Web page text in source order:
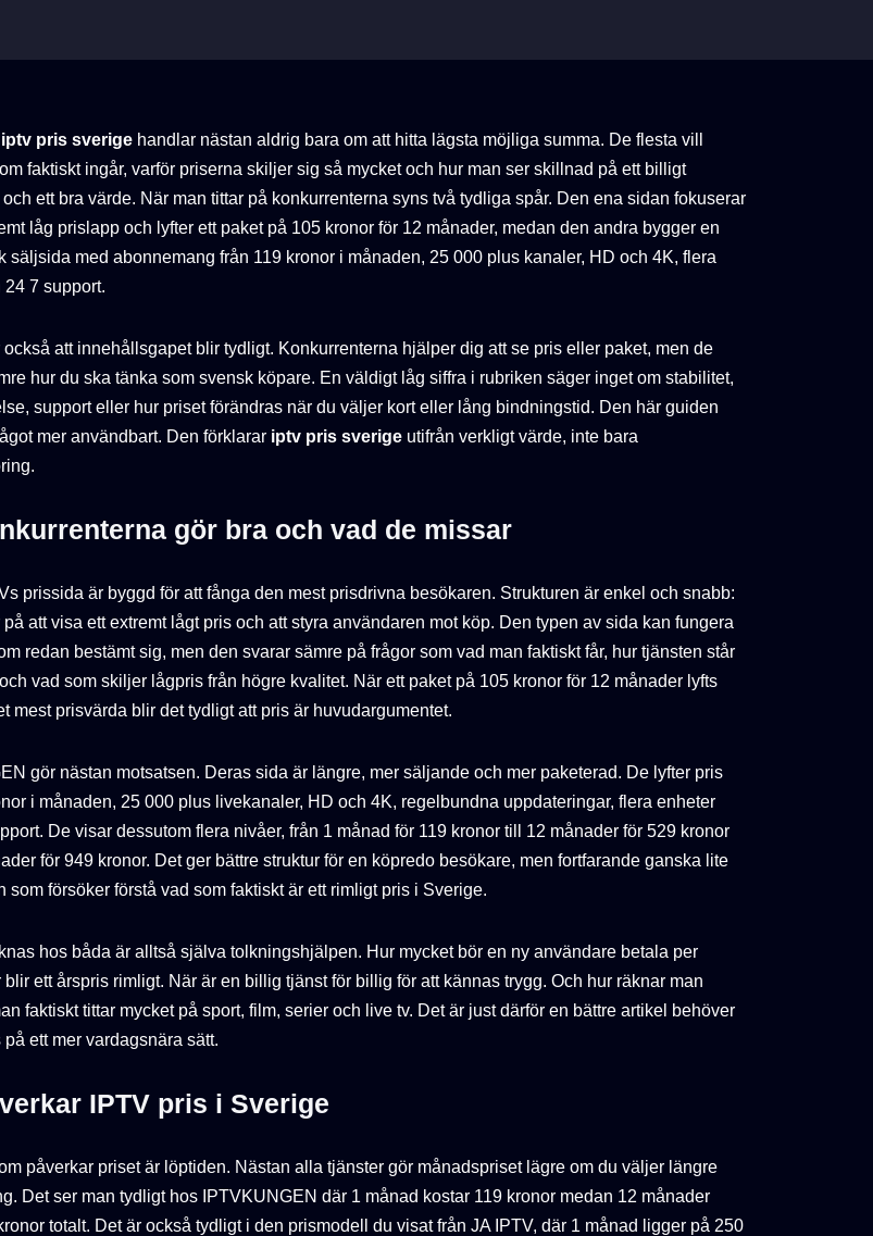
iptv pris sverige handlar nästan aldrig bara om att hitta lägsta möjliga summa. De flesta vill
faktiskt ingår, varför priserna skiljer sig så mycket och hur man ser skillnad på ett billigt
ett bra värde. När man tittar på konkurrenterna syns två tydliga spår. Den ena sidan fokuserar
låg prislapp och lyfter ett paket på 105 kronor för 12 månader, medan den andra bygger en
säljsida med abonnemang från 119 kronor i månaden, 25 000 plus kanaler, HD och 4K, flera
24 7 support.
också att innehållsgapet blir tydligt. Konkurrenterna hjälper dig att se pris eller paket, men de
hur du ska tänka som svensk köpare. En väldigt låg siffra i rubriken säger inget om stabilitet,
support eller hur priset förändras när du väljer kort eller lång bindningstid. Den här guiden
mer användbart. Den förklarar iptv pris sverige utifrån verkligt värde, inte bara
gör bra och vad de missar
prissida är byggd för att fånga den mest prisdrivna besökaren. Strukturen är enkel och snabb:
att visa ett extremt lågt pris och att styra användaren mot köp. Den typen av sida kan fungera
redan bestämt sig, men den svarar sämre på frågor som vad man faktiskt får, hur tjänsten står
vad som skiljer lågpris från högre kvalitet. När ett paket på 105 kronor för 12 månader lyfts
mest prisvärda blir det tydligt att pris är huvudargumentet.
gör nästan motsatsen. Deras sida är längre, mer säljande och mer paketerad. De lyfter pris
i månaden, 25 000 plus livekanaler, HD och 4K, regelbundna uppdateringar, flera enheter
De visar dessutom flera nivåer, från 1 månad för 119 kronor till 12 månader för 529 kronor
för 949 kronor. Det ger bättre struktur för en köpredo besökare, men fortfarande ganska lite
som försöker förstå vad som faktiskt är ett rimligt pris i Sverige.
hos båda är alltså själva tolkningshjälpen. Hur mycket bör en ny användare betala per
blir ett årspris rimligt. När är en billig tjänst för billig för att kännas trygg. Och hur räknar man
faktiskt tittar mycket på sport, film, serier och live tv. Det är just därför en bättre artikel behöver
ett mer vardagsnära sätt.
IPTV pris i Sverige
påverkar priset är löptiden. Nästan alla tjänster gör månadspriset lägre om du väljer längre
Det ser man tydligt hos IPTVKUNGEN där 1 månad kostar 119 kronor medan 12 månader
totalt. Det är också tydligt i den prismodell du visat från JA IPTV, där 1 månad ligger på 250